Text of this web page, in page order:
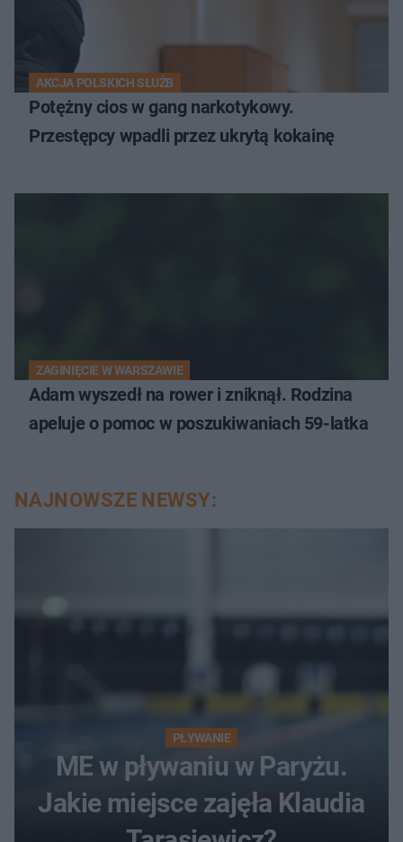
AKCJA POLSKICH SŁUŻB
Potężny cios w gang narkotykowy.
Przestępcy wpadli przez ukrytą kokainę
ZAGINIĘCIE W WARSZAWIE
Adam wyszedł na rower i zniknął. Rodzina
apeluje o pomoc w poszukiwaniach 59-latka
NAJNOWSZE NEWSY:
PŁYWANIE
ME w pływaniu w Paryżu.
Jakie miejsce zajęła Klaudia